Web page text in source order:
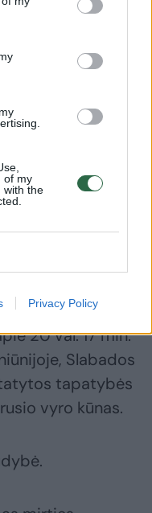
of my
with the
Privacy Policy
Šiurpūs
paties
mirusios
ką ji veikė
policijos
20 val. 17 min.
Slabados
tapatybės
vyro kūnas.